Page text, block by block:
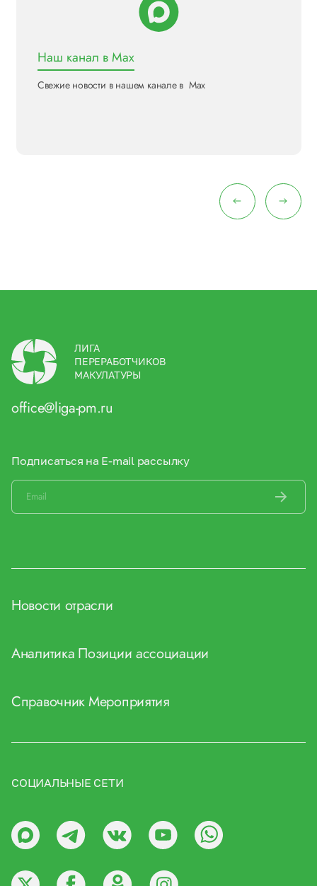
Наш канал в Max
Свежие новости в нашем канале в Max
ЛИГА
ПЕРЕРАБОТЧИКОВ
МАКУЛАТУРЫ
office@liga-pm.ru
Подписаться на E-mail рассылку
Новости отрасли
Аналитика Позиции ассоциации
СправочникМероприятия
СОЦИАЛЬНЫЕ СЕТИ